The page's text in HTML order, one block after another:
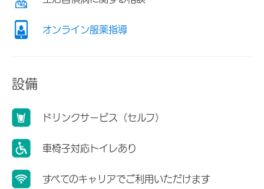
オンライン服薬指導
設備
ドリンクサービス（セルフ）
車椅子対応トイレあり
すべてのキャリアでご利用いただけます